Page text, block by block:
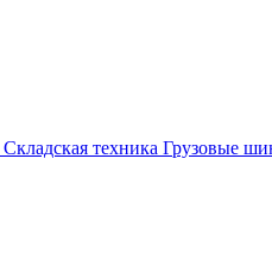
Складская техника Грузовые